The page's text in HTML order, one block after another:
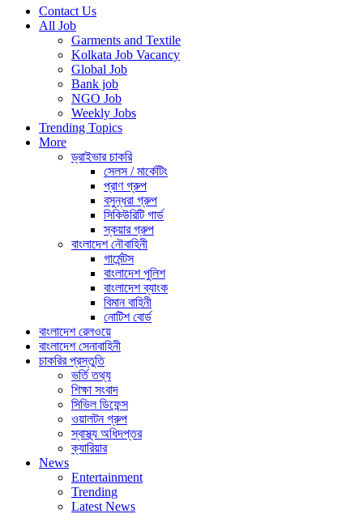
Contact Us
All Job
Garments and Textile
Kolkata Job Vacancy
Global Job
Bank job
NGO Job
Weekly Jobs
Trending Topics
More
ড্রাইভার চাকরি
সেলস / মার্কেটিং
প্রাণ গ্রুপ
বসুন্ধরা গ্রুপ
সিকিউরিটি গার্ড
স্কয়ার গ্রুপ
বাংলাদেশ নৌবাহিনী
গার্মেন্টস
বাংলাদেশ পুলিশ
বাংলাদেশ ব্যাংক
বিমান বাহিনী
নোটিশ বোর্ড
বাংলাদেশ রেলওয়ে
বাংলাদেশ সেনাবাহিনী
চাকরির প্রস্তুতি
ভর্তি তথ্য
শিক্ষা সংবাদ
সিভিল ডিফেন্স
ওয়ালটন গ্রুপ
স্বাস্থ্য অধিদপ্তর
ক্যারিয়ার
News
Entertainment
Trending
Latest News